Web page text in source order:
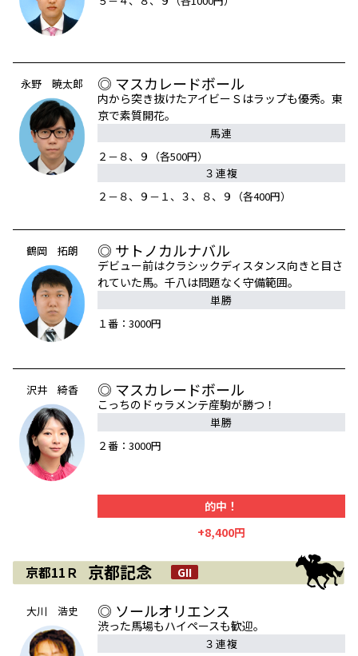
永野 暁太郎 ◎ マスカレードボール
内から突き抜けたアイビーＳはラップも優秀。東
京で素質開花。
馬連
２－８、９（各500円）
３連複
２－８、９－１、３、８、９（各400円）
鶴岡 拓朗 ◎ サトノカルナバル
デビュー前はクラシックディスタンス向きと目さ
れていた馬。千八は問題なく守備範囲。
単勝
１番：3000円
沢井 綺香 ◎ マスカレードボール
こっちのドゥラメンテ産駒が勝つ！
単勝
２番：3000円
的中！
+8,400円
京都11Ｒ 京都記念 GII
大川 浩史 ◎ ソールオリエンス
渋った馬場もハイペースも歓迎。
３連複